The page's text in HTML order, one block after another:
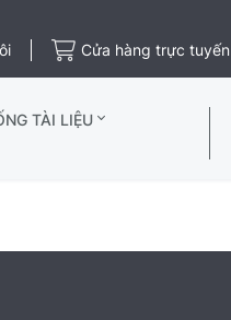
Cửa hàng trực tuyến
TÀI LIỆU